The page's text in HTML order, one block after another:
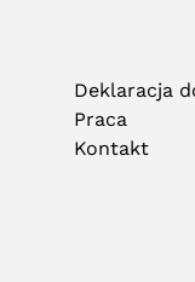
Deklaracja
Praca
Kontakt